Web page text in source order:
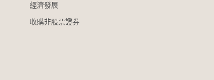
經濟發展
收購非股票證券